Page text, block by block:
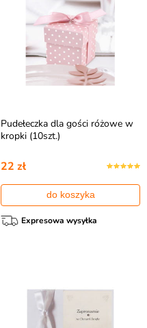
Pudełeczka dla gości różowe w
kropki (10szt.)
22 zł
do koszyka
Expresowa wysyłka